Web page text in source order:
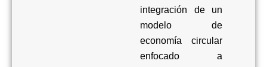
integración de un
modelo de
economía circular
enfocado a